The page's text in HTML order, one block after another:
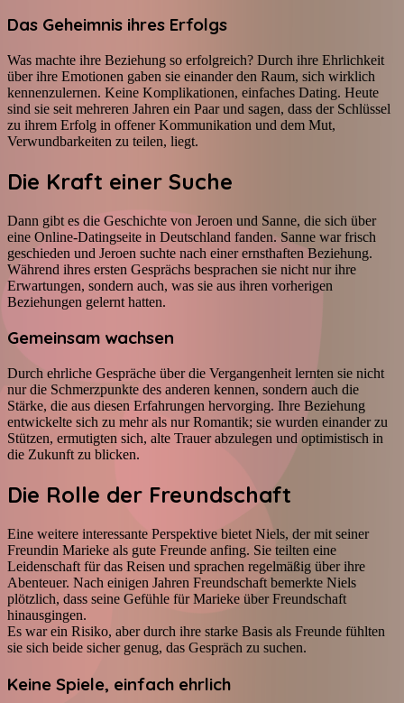
Das Geheimnis ihres Erfolgs
Was machte ihre Beziehung so erfolgreich? Durch ihre Ehrlichkeit
über ihre Emotionen gaben sie einander den Raum, sich wirklich
kennenzulernen. Keine Komplikationen, einfaches Dating. Heute
sind sie seit mehreren Jahren ein Paar und sagen, dass der Schlüssel
zu ihrem Erfolg in offener Kommunikation und dem Mut,
Verwundbarkeiten zu teilen, liegt.
Die Kraft einer Suche
Dann gibt es die Geschichte von Jeroen und Sanne, die sich über
eine Online-Datingseite in Deutschland fanden. Sanne war frisch
geschieden und Jeroen suchte nach einer ernsthaften Beziehung.
Während ihres ersten Gesprächs besprachen sie nicht nur ihre
Erwartungen, sondern auch, was sie aus ihren vorherigen
Beziehungen gelernt hatten.
Gemeinsam wachsen
Durch ehrliche Gespräche über die Vergangenheit lernten sie nicht
nur die Schmerzpunkte des anderen kennen, sondern auch die
Stärke, die aus diesen Erfahrungen hervorging. Ihre Beziehung
entwickelte sich zu mehr als nur Romantik; sie wurden einander zu
Stützen, ermutigten sich, alte Trauer abzulegen und optimistisch in
die Zukunft zu blicken.
Die Rolle der Freundschaft
Eine weitere interessante Perspektive bietet Niels, der mit seiner
Freundin Marieke als gute Freunde anfing. Sie teilten eine
Leidenschaft für das Reisen und sprachen regelmäßig über ihre
Abenteuer. Nach einigen Jahren Freundschaft bemerkte Niels
plötzlich, dass seine Gefühle für Marieke über Freundschaft
hinausgingen.
Es war ein Risiko, aber durch ihre starke Basis als Freunde fühlten
sie sich beide sicher genug, das Gespräch zu suchen.
Keine Spiele, einfach ehrlich